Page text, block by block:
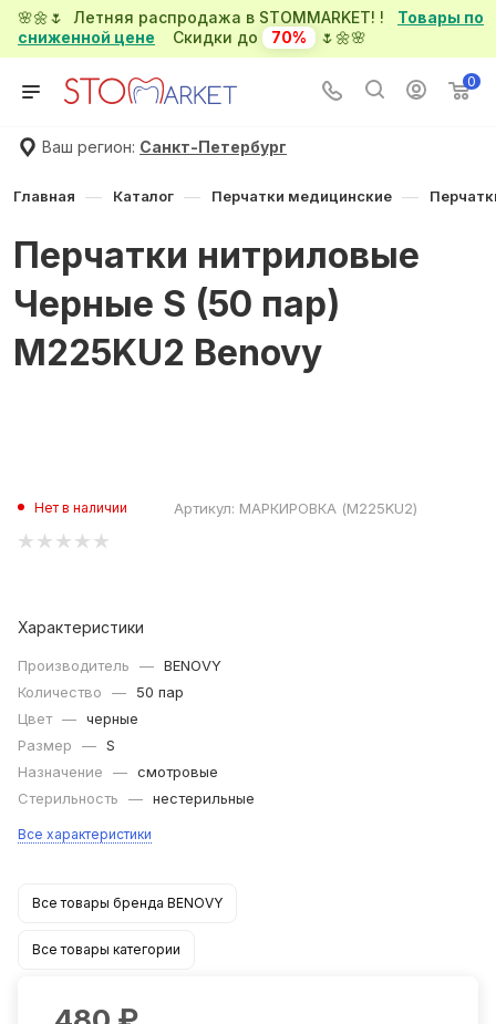
🌸🌼🌷 Летняя распродажа в STOMMARKET! ! Товары по
сниженной цене Скидки до 70% 🌷🌼🌸
0
Ваш регион: Санкт-Петербург
Главная — Каталог — Перчатки медицинские —
Перчатки нитриловые
Черные S (50 пар)
M225KU2 Benovy
Нет в наличии Артикул: МАРКИРОВКА (M225KU2)
Характеристики
Производитель — BENOVY
Количество
—
50 пар
Цвет — черные
Размер
— S
Назначение
— смотровые
Стерильность
— нестерильные
Все характеристики
Все товары бренда BENOVY
Все товары категории